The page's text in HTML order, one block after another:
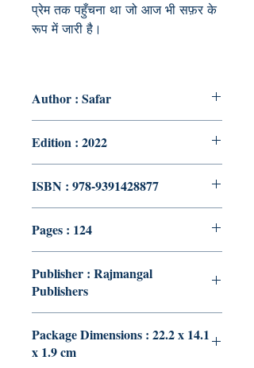
प्रेम तक पहुँचना था जो आज भी सफ़र के
रूप में जारी है।
Author : Safar
Edition : 2022
ISBN : 978-9391428877
Pages : 124
Publisher : Rajmangal
Publishers
Package Dimensions : 22.2 x 14.1
x 1.9 cm